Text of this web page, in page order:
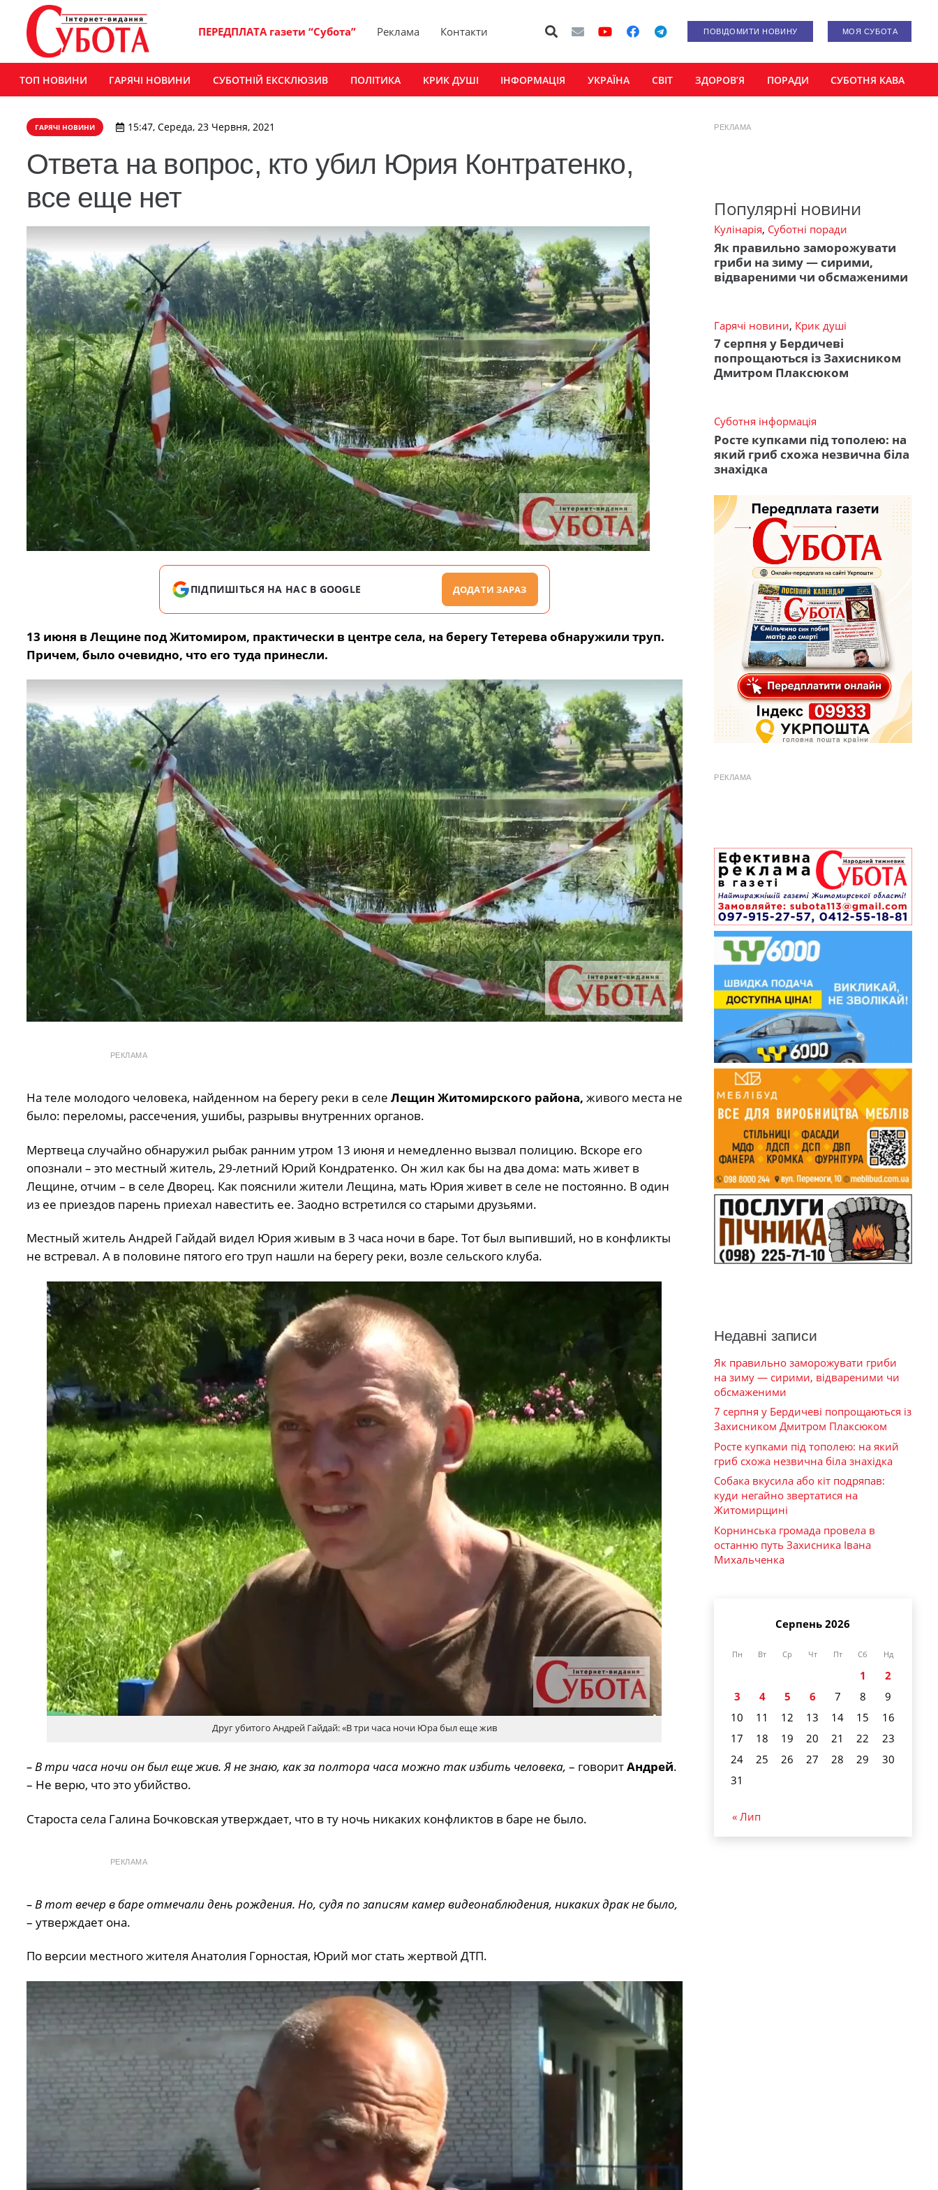
ПЕРЕДПЛАТА газети “Субота” Реклама Контакти ПОВІДОМИТИ НОВИНУ МОЯ СУБОТА
ТОП НОВИНИ ГАРЯЧІ НОВИНИ СУБОТНІЙ ЕКСКЛЮЗИВ ПОЛІТИКА КРИК ДУШІ ІНФОРМАЦІЯ УКРАЇНА СВІТ ЗДОРОВ’Я ПОРАДИ СУБОТНЯ КАВА
ГАРЯЧІ НОВИНИ 15:47, Середа, 23 Червня, 2021
Ответа на вопрос, кто убил Юрия Контратенко,
все еще нет
ПІДПИШІТЬСЯ НА НАС В GOOGLE ДОДАТИ ЗАРАЗ
13 июня в Лещине под Житомиром, практически в центре села, на берегу Тетерева обнаружили труп.
Причем, было очевидно, что его туда принесли.
РЕКЛАМА
На теле молодого человека, найденном на берегу реки в селе Лещин Житомирского района, живого места не
было: переломы, рассечения, ушибы, разрывы внутренних органов.
Мертвеца случайно обнаружил рыбак ранним утром 13 июня и немедленно вызвал полицию. Вскоре его
опознали – это местный житель, 29-летний Юрий Кондратенко. Он жил как бы на два дома: мать живет в
Лещине, отчим – в селе Дворец. Как пояснили жители Лещина, мать Юрия живет в селе не постоянно. В один
из ее приездов парень приехал навестить ее. Заодно встретился со старыми друзьями.
Местный житель Андрей Гайдай видел Юрия живым в 3 часа ночи в баре. Тот был выпивший, но в конфликты
не встревал. А в половине пятого его труп нашли на берегу реки, возле сельского клуба.
Друг убитого Андрей Гайдай: «В три часа ночи Юра был еще жив
– В три часа ночи он был еще жив. Я не знаю, как за полтора часа можно так избить человека, – говоритАндрей.
– Не верю, что это убийство.
Староста села Галина Бочковская утверждает, что в ту ночь никаких конфликтов в баре не было.
РЕКЛАМА
– В тот вечер в баре отмечали день рождения. Но, судя по записям камер видеонаблюдения, никаких драк не было,
– утверждает она.
По версии местного жителя Анатолия Горностая, Юрий мог стать жертвой ДТП.
РЕКЛАМА
Популярні новини
Кулінарія, Суботні поради
Як правильно заморожувати
гриби на зиму — сирими,
відвареними чи обсмаженими
Гарячі новини, Крик душі
7 серпня у Бердичеві
попрощаються із Захисником
Дмитром Плаксюком
Суботня інформація
Росте купками під тополею: на
який гриб схожа незвична біла
знахідка
РЕКЛАМА
Недавні записи
Як правильно заморожувати гриби
на зиму — сирими, відвареними чи
обсмаженими
7 серпня у Бердичеві попрощаються із
Захисником Дмитром Плаксюком
Росте купками під тополею: на який
гриб схожа незвична біла знахідка
Собака вкусила або кіт подряпав:
куди негайно звертатися на
Житомирщині
Корнинська громада провела в
останню путь Захисника Івана
Михальченка
Серпень 2026
Пн Вт Ср Чт Пт Сб Нд
1
2
3
4 5 6 7 8
9
10
11 12 13 14 15
16
17
18 19 20 21 22
23
24
25 26 27 28 29
30
31
« Лип